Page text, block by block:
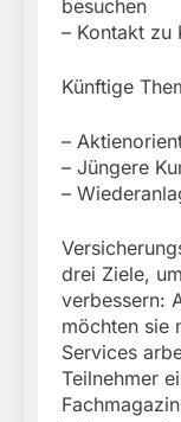
besuchen
– Kontakt zu
Künftige
–
– Jüngere
–
drei Ziele,
verbessern:
möchten sie
Services
Teilnehmer